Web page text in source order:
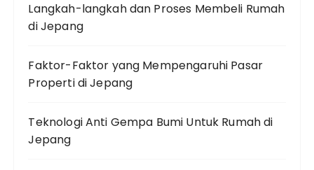
Langkah-langkah dan Proses Membeli Rumah
di Jepang
Faktor-Faktor yang Mempengaruhi Pasar
Properti di Jepang
Teknologi Anti Gempa Bumi Untuk Rumah di
Jepang